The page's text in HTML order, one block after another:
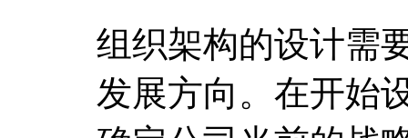
组织架构的设计需
发展方向。在开始